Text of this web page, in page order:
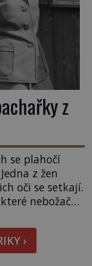
z
se plahočí
z žen
oči se setkají.
nebožačku
(1911–
zná každý,
[…]
›